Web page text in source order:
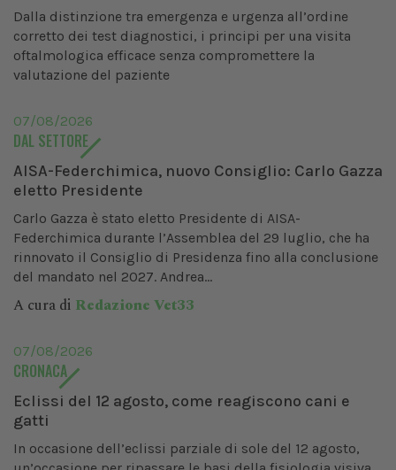
Dalla distinzione tra emergenza e urgenza all’ordine
corretto dei test diagnostici, i principi per una visita
oftalmologica efficace senza compromettere la
valutazione del paziente
07/08/2026
DAL SETTORE
AISA-Federchimica, nuovo Consiglio: Carlo Gazza
eletto Presidente
Carlo Gazza è stato eletto Presidente di AISA-
Federchimica durante l’Assemblea del 29 luglio, che ha
rinnovato il Consiglio di Presidenza fino alla conclusione
del mandato nel 2027. Andrea...
A cura di Redazione Vet33
07/08/2026
CRONACA
Eclissi del 12 agosto, come reagiscono cani e
gatti
In occasione dell’eclissi parziale di sole del 12 agosto,